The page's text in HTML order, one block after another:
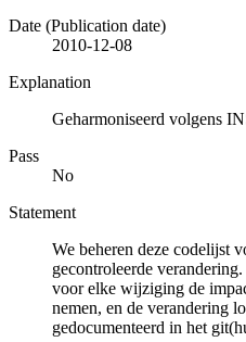
Date (Publication date)
2010-12-08
Explanation
Geharmoniseerd volgens
Pass
No
Statement
We beheren deze codelijst
gecontroleerde
voor elke wijziging de
nemen, en de verandering
gedocumenteerd in het